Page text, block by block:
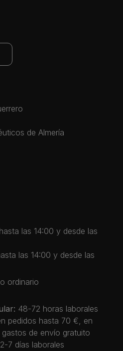
de Almería
las 14:00 y desde las
las 14:00 y desde las
ordinario
48-72 horas laborales
pedidos hasta 70 €, en
de envío gratuito
2-7 días laborales